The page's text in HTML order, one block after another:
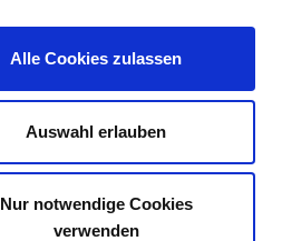
Alle Cookies zulassen
Auswahl erlauben
Nur notwendige Cookies
verwenden
IHRE MEINUNG